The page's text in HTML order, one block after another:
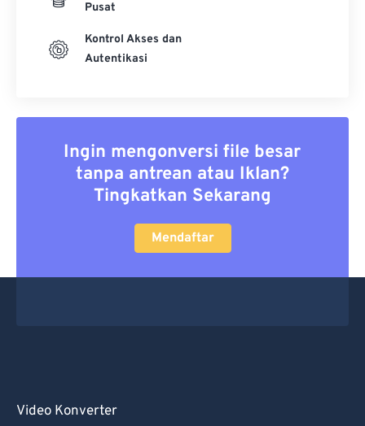
Pusat
Kontrol Akses dan
Autentikasi
Ingin mengonversi file besar
tanpa antrean atau Iklan?
Tingkatkan Sekarang
Mendaftar
Video Konverter